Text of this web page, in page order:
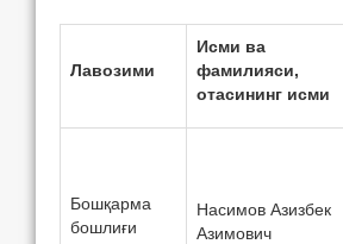
Лавозими
Исми ва
фамилияси,
отасининг исми
Бошқарма
бошлиғи
Насимов Азизбек
Азимович